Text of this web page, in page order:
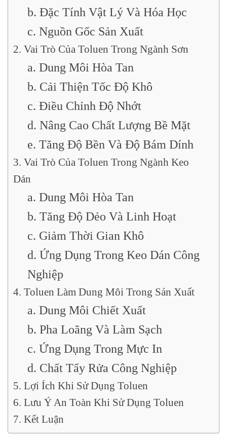
b. Đặc Tính Vật Lý Và Hóa Học
c. Nguồn Gốc Sản Xuất
2. Vai Trò Của Toluen Trong Ngành Sơn
a. Dung Môi Hòa Tan
b. Cải Thiện Tốc Độ Khô
c. Điều Chỉnh Độ Nhớt
d. Nâng Cao Chất Lượng Bề Mặt
e. Tăng Độ Bền Và Độ Bám Dính
3. Vai Trò Của Toluen Trong Ngành Keo
Dán
a. Dung Môi Hòa Tan
b. Tăng Độ Dẻo Và Linh Hoạt
c. Giảm Thời Gian Khô
d. Ứng Dụng Trong Keo Dán Công
Nghiệp
4. Toluen Làm Dung Môi Trong Sản Xuất
a. Dung Môi Chiết Xuất
b. Pha Loãng Và Làm Sạch
c. Ứng Dụng Trong Mực In
d. Chất Tẩy Rửa Công Nghiệp
5. Lợi Ích Khi Sử Dụng Toluen
6. Lưu Ý An Toàn Khi Sử Dụng Toluen
7. Kết Luận